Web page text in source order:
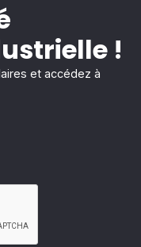
!
et accédez à